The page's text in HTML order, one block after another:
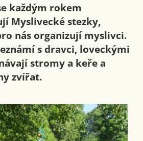
každým rokem
Myslivecké stezky,
nás organizují myslivci.
s dravci, loveckými
stromy a keře a
zvířat.